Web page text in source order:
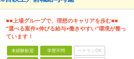
■■上場グループで、理想のキャリアを歩む■■
"選べる案件×伸びる給与×働きやすい"環境が整っ
ています！
未経験歓迎 学歴不問 ベテランOK